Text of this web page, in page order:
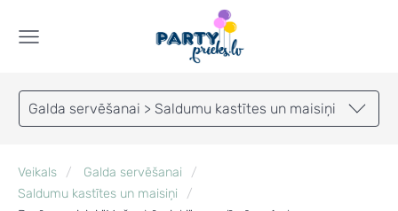
Galda servēšanai > Saldumu kastītes un maisiņi
Veikals
Galda servēšanai
Saldumu kastītes un maisiņi